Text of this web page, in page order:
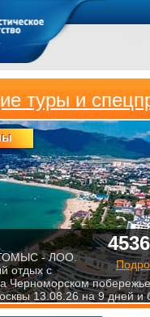
туры и
- ЛОО.
отдых с
Черноморском
13.08.26 на 9 дней и